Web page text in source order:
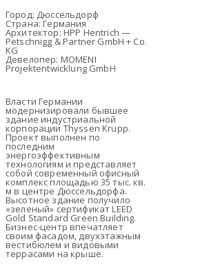
Город: Дюссельдорф
Страна: Германия
Архитектор: HPP Hentrich —
Petschnigg & Partner GmbH + Co.
KG
Девелопер: MOMENI
Projektentwicklung GmbH
Власти Германии
модернизировали бывшее
здание индустриальной
корпорации Thyssen Krupp.
Проект выполнен по
последним
энергоэффективным
технологиям и представляет
собой современный офисный
комплекс площадью 35 тыс. кв.
м в центре Дюссельдорфа.
Высотное здание получило
«зеленый» сертификат LEED
Gold Standard Green Building.
Бизнес-центр впечатляет
своим фасадом, двухэтажным
вестибюлем и видовыми
террасами на крыше.